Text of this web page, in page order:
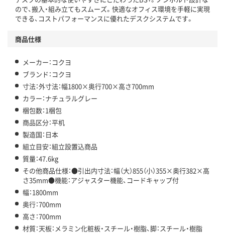
ので、搬入・組み立てもスムーズ。快適なオフィス環境を手軽に実現
できる、コストパフォーマンスに優れたデスクシステムです。
商品仕様
メーカー：コクヨ
ブランド：コクヨ
寸法：外寸法：幅1800×奥行700×高さ700mm
カラー：ナチュラルグレー
梱包数：1梱包
商品区分：平机
製造国：日本
組立目安：組立設置込商品
質量：47.6kg
その他商品仕様：●引出内寸法：幅（大）855（小）355×奥行382×高
さ35mm●機能：アジャスター機能、コードキャップ付
幅：1800mm
奥行：700mm
高さ：700mm
材質：天板：メラミン化粧板・スチール・樹脂、脚：スチール・樹脂